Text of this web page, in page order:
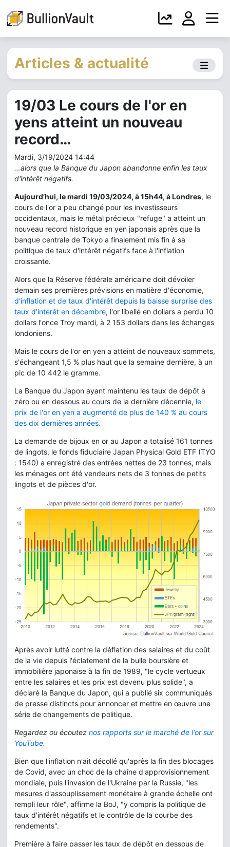
Articles & actualité
19/03 Le cours de l'or en
yens atteint un nouveau
record…
Mardi, 3/19/2024 14:44
…alors que la Banque du Japon abandonne enfin les taux
d'intérêt négatifs.
Aujourd’hui, le mardi 19/03/2024, à 15h44, à Londres, le
cours de l'or a peu changé pour les investisseurs
occidentaux, mais le métal précieux "refuge" a atteint un
nouveau record historique en yen japonais après que la
banque centrale de Tokyo a finalement mis fin à sa
politique de taux d'intérêt négatifs face à l'inflation
croissante.
Alors que la Réserve fédérale américaine doit dévoiler
demain ses premières prévisions en matière d'économie,
d'inflation et de taux d'intérêt depuis la baisse surprise des
taux d'intérêt en décembre, l'or libellé en dollars a perdu 10
dollars l'once Troy mardi, à 2 153 dollars dans les échanges
londoniens.
Mais le cours de l'or en yen a atteint de nouveaux sommets,
s'échangeant 1,5 % plus haut que la semaine dernière, à un
pic de 10 442 le gramme.
La Banque du Japon ayant maintenu les taux de dépôt à
zéro ou en dessous au cours de la dernière décennie, le
prix de l'or en yen a augmenté de plus de 140 % au cours
des dix dernières années.
La demande de bijoux en or au Japon a totalisé 161 tonnes
de lingots, le fonds fiduciaire Japan Physical Gold ETF (TYO
: 1540) a enregistré des entrées nettes de 23 tonnes, mais
les ménages ont été vendeurs nets de 3 tonnes de petits
lingots et de pièces d'or.
Après avoir lutté contre la déflation des salaires et du coût
de la vie depuis l'éclatement de la bulle boursière et
immobilière japonaise à la fin de 1989, "le cycle vertueux
entre les salaires et les prix est devenu plus solide", a
déclaré la Banque du Japon, qui a publié six communiqués
de presse distincts pour annoncer et mettre en œuvre une
série de changements de politique.
Regardez ou écoutez nos rapports sur le marché de l'or sur
YouTube.
Bien que l'inflation n'ait décollé qu'après la fin des blocages
de Covid, avec un choc de la chaîne d'approvisionnement
mondiale, puis l'invasion de l'Ukraine par la Russie, "les
mesures d'assouplissement monétaire à grande échelle ont
rempli leur rôle", affirme la BoJ, "y compris la politique de
taux d'intérêt négatifs et le contrôle de la courbe des
rendements".
Première à faire passer les taux de dépôt en dessous de